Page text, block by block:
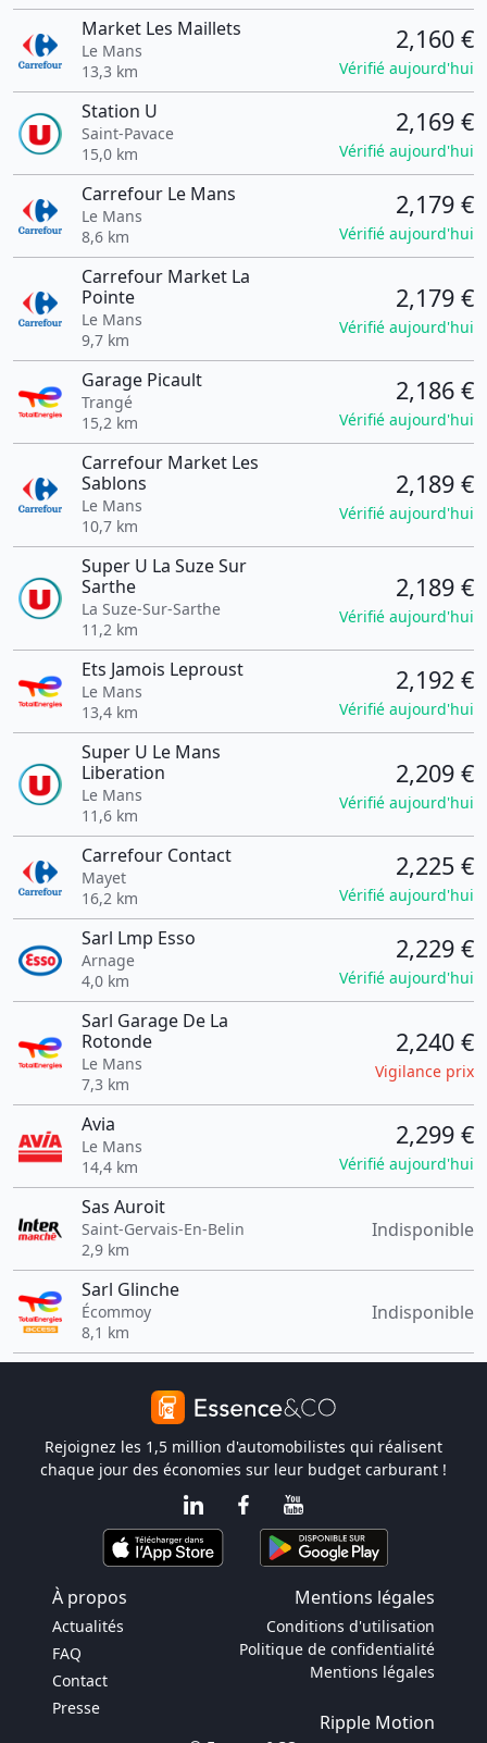
Market Les Maillets
Le Mans
13,3 km
2,160 €
Vérifié aujourd'hui
Station U
Saint-Pavace
15,0 km
2,169 €
Vérifié aujourd'hui
Carrefour Le Mans
Le Mans
8,6 km
2,179 €
Vérifié aujourd'hui
Carrefour Market La
Pointe
Le Mans
9,7 km
2,179 €
Vérifié aujourd'hui
Garage Picault
Trangé
15,2 km
2,186 €
Vérifié aujourd'hui
Carrefour Market Les
Sablons
Le Mans
10,7 km
2,189 €
Vérifié aujourd'hui
Super U La Suze Sur
Sarthe
La Suze-Sur-Sarthe
11,2 km
2,189 €
Vérifié aujourd'hui
Ets Jamois Leproust
Le Mans
13,4 km
2,192 €
Vérifié aujourd'hui
Super U Le Mans
Liberation
Le Mans
11,6 km
2,209 €
Vérifié aujourd'hui
Carrefour Contact
Mayet
16,2 km
2,225 €
Vérifié aujourd'hui
Sarl Lmp Esso
Arnage
4,0 km
2,229 €
Vérifié aujourd'hui
Sarl Garage De La
Rotonde
Le Mans
7,3 km
2,240 €
Vigilance prix
Avia
Le Mans
14,4 km
2,299 €
Vérifié aujourd'hui
Sas Auroit
Saint-Gervais-En-Belin
2,9 km
Indisponible
Sarl Glinche
Écommoy
8,1 km
Indisponible
Rejoignez les 1,5 million d'automobilistes qui réalisent
chaque jour des économies sur leur budget carburant !
À propos Mentions légales
Actualités
FAQ
Contact
Presse
Conditions d'utilisation
Politique de confidentialité
Mentions légales
Ripple Motion